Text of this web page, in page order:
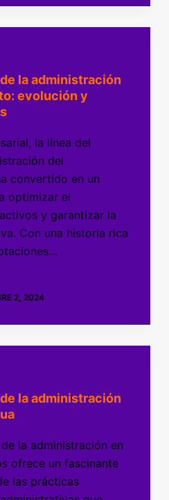
la administración
evolución y
la línea del
del
convertido en un
optimizar el
y garantizar la
Con una historia rica
2, 2024
la administración
la administración en
ofrece un fascinante
las prácticas